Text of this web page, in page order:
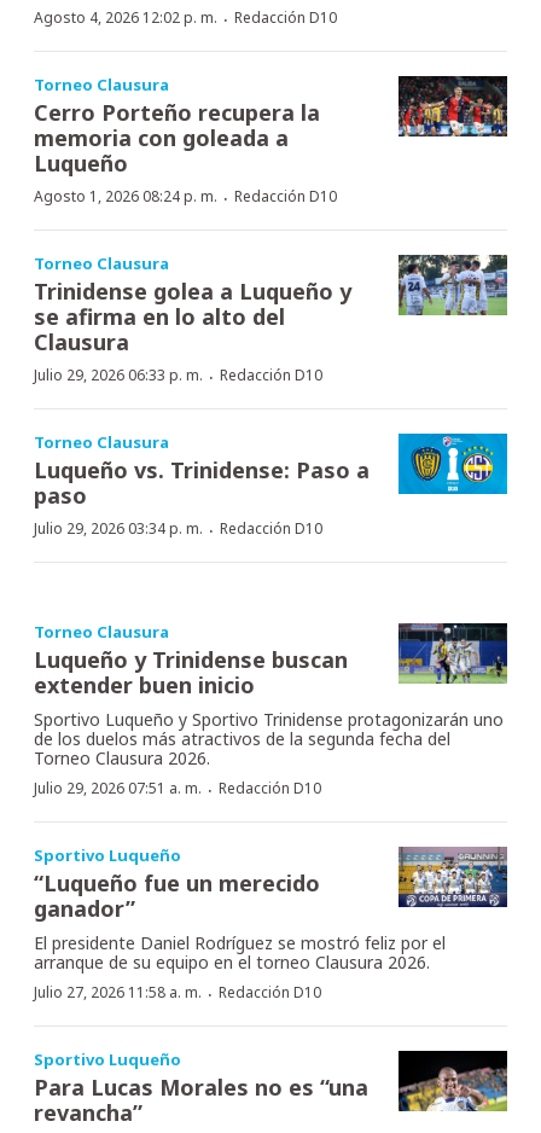
Agosto 4, 2026 12:02 p. m. · Redacción D10
Torneo Clausura
Cerro Porteño recupera la
memoria con goleada a
Luqueño
Agosto 1, 2026 08:24 p. m. · Redacción D10
Torneo Clausura
Trinidense golea a Luqueño y
se afirma en lo alto del
Clausura
Julio 29, 2026 06:33 p. m. · Redacción D10
Torneo Clausura
Luqueño vs. Trinidense: Paso a
paso
Julio 29, 2026 03:34 p. m. · Redacción D10
Torneo Clausura
Luqueño y Trinidense buscan
extender buen inicio
Sportivo Luqueño y Sportivo Trinidense protagonizarán uno
de los duelos más atractivos de la segunda fecha del
Torneo Clausura 2026.
Julio 29, 2026 07:51 a. m. · Redacción D10
Sportivo Luqueño
“Luqueño fue un merecido
ganador”
El presidente Daniel Rodríguez se mostró feliz por el
arranque de su equipo en el torneo Clausura 2026.
Julio 27, 2026 11:58 a. m. · Redacción D10
Sportivo Luqueño
Para Lucas Morales no es “una
revancha”